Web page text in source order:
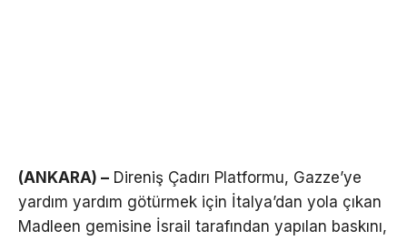
(ANKARA) – Direniş Çadırı Platformu, Gazze’ye
yardım yardım götürmek için İtalya’dan yola çıkan
Madleen gemisine İsrail tarafından yapılan baskını,